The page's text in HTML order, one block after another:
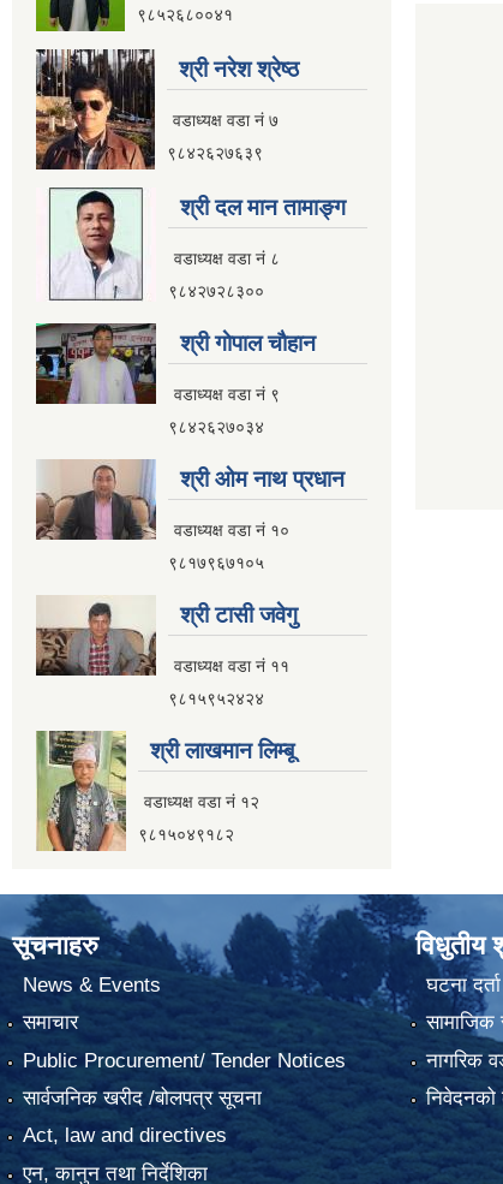
९८५२६८००४१
श्री नरेश श्रेष्ठ
वडाध्यक्ष वडा नं ७
९८४२६२७६३९
श्री दल मान तामाङ्ग
वडाध्यक्ष वडा नं ८
९८४२७२८३००
श्री गाेपाल चाैहान
वडाध्यक्ष वडा नं ९
९८४२६२७०३४
श्री ओम नाथ प्रधान
वडाध्यक्ष वडा नं १०
९८१७९६७१०५
श्री टासी जवेगु
वडाध्यक्ष वडा नं ११
९८१५९५२४२४
श्री लाखमान लिम्बू
वडाध्यक्ष वडा नं १२
९८१५०४९१८२
सूचनाहरु
News & Events
समाचार
Public Procurement/ Tender Notices
सार्वजनिक खरीद /बोलपत्र सूचना
Act, law and directives
एन, कानुन तथा निर्देशिका
विधुतीय
घटना दर्ता
सामाजिक
नागरिक
निवेदनको